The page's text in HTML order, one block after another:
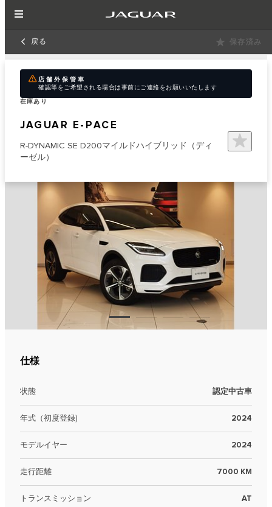
戻る 保存済み
店舗外保管車
確認等をご希望される場合は事前にご連絡をお願いいたします
在庫あり
JAGUAR E-PACE
R-DYNAMIC SE D200マイルドハイブリッド（ディ
ーゼル）
仕様
状態 認定中古車
年式（初度登録) 2024
モデルイヤー 2024
走行距離 7000 KM
トランスミッション AT